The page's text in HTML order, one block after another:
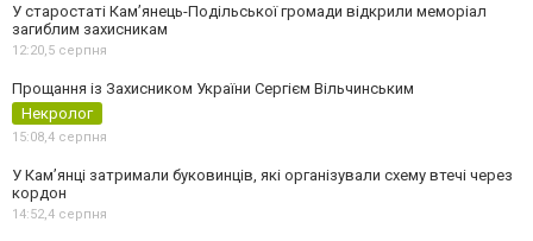
У старостаті Кам’янець-Подільської громади відкрили меморіал
загиблим захисникам
12:20,5 серпня
Прощання із Захисником України Сергієм Вільчинським
Некролог
15:08,4 серпня
У Кам’янці затримали буковинців, які організували схему втечі через
кордон
14:52,4 серпня